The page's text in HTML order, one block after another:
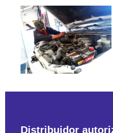
Distribuidor